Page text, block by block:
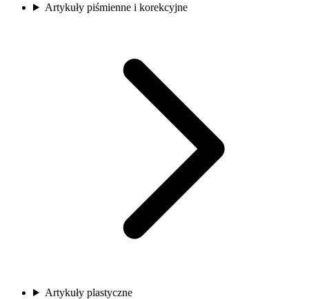
Artykuły piśmienne i korekcyjne
Artykuły plastyczne